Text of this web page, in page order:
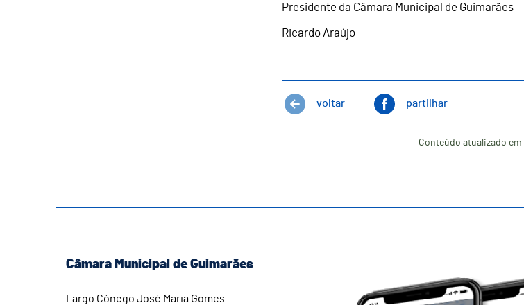
Presidente da Câmara Municipal de Guimarães
Ricardo Araújo
voltar partilhar
Conteúdo atualizado em
Câmara Municipal de Guimarães
Largo Cónego José Maria Gomes